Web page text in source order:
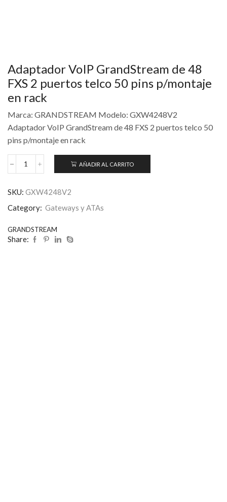
Adaptador VoIP GrandStream de 48
FXS 2 puertos telco 50 pins p/montaje
en rack
Marca: GRANDSTREAM Modelo: GXW4248V2
Adaptador VoIP GrandStream de 48 FXS 2 puertos telco 50
pins p/montaje en rack
AÑADIR AL CARRITO
SKU: GXW4248V2
Category: Gateways y ATAs
GRANDSTREAM
Share: